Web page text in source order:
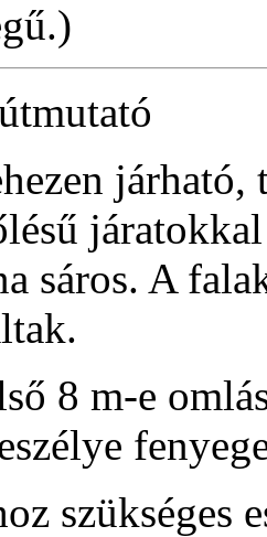
járható,
sáros. A
8 m-e
szükséges